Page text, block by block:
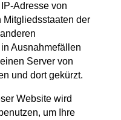
Adresse von
der
Ausnahmefällen
Server von
und dort gekürzt.
Website wird
um Ihre